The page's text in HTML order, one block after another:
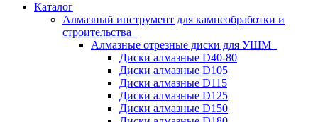
Каталог
Алмазный инструмент для камнеобработки и
строительства
Алмазные отрезные диски для УШМ
Диски алмазные D40-80
Диски алмазные D105
Диски алмазные D115
Диски алмазные D125
Диски алмазные D150